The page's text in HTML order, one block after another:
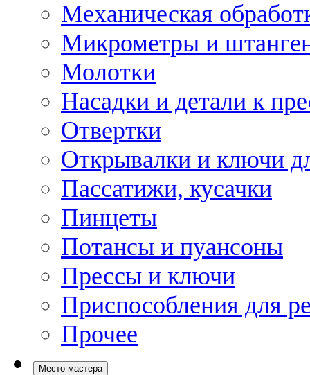
Механическая
Микрометры и
Молотки
Насадки и детали к
Отвертки
Открывалки и ключи
Пассатижи, кусачки
Пинцеты
Потансы и пуансоны
Прессы и ключи
Приспособления для
Прочее
Место мастера